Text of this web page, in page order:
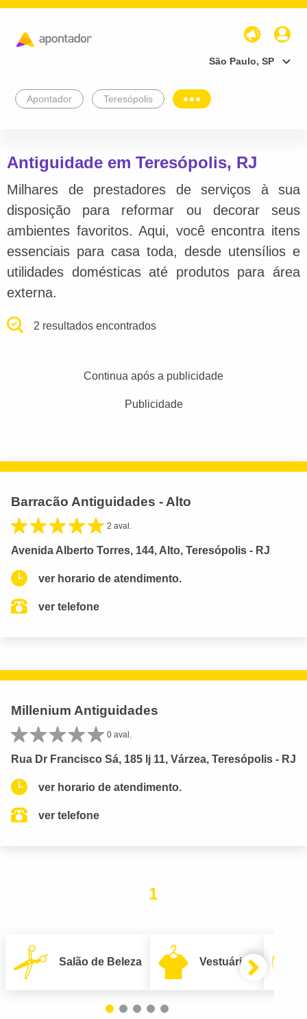
São Paulo, SP
Apontador Teresópolis
Antiguidade em Teresópolis, RJ
Milhares de prestadores de serviços à sua
disposição para reformar ou decorar seus
ambientes favoritos. Aqui, você encontra itens
essenciais para casa toda, desde utensílios e
utilidades domésticas até produtos para área
externa.
2 resultados encontrados
Continua após a publicidade
Publicidade
Barracão Antiguidades - Alto
2 aval.
Avenida Alberto Torres, 144, Alto, Teresópolis - RJ
ver horario de atendimento.
ver telefone
Millenium Antiguidades
0 aval.
Rua Dr Francisco Sá, 185 lj 11, Várzea, Teresópolis - RJ
ver horario de atendimento.
ver telefone
1
Salão de Beleza Vestuário